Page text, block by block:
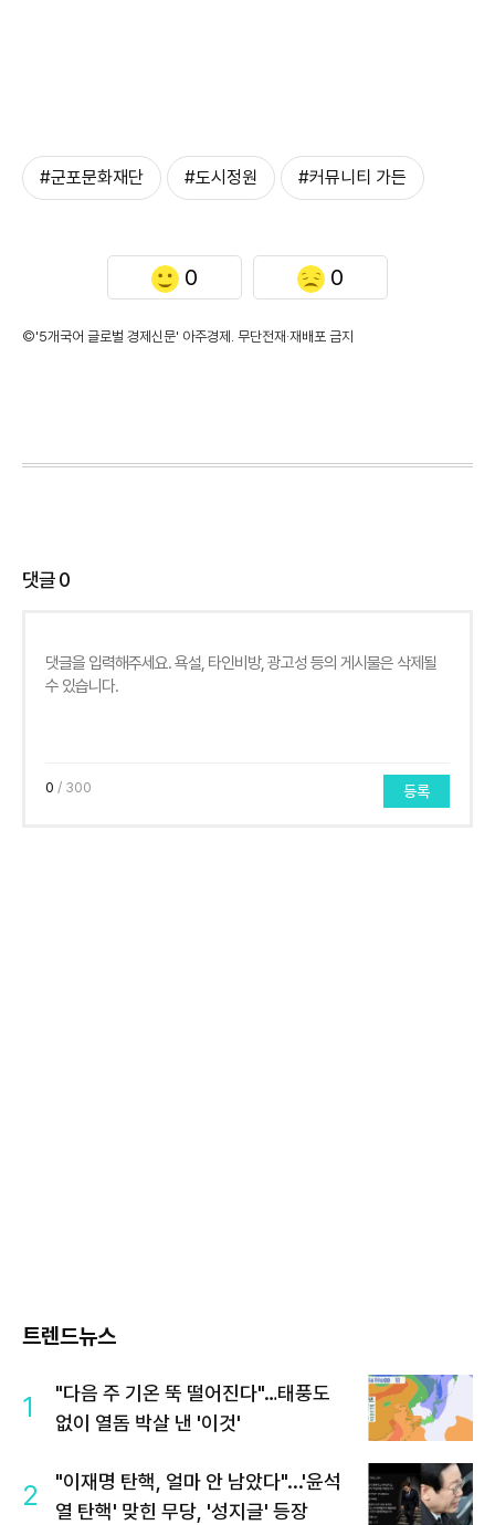
#군포문화재단 #도시정원 #커뮤니티 가든
0 0
©'5개국어 글로벌 경제신문' 아주경제. 무단전재·재배포 금지
댓글0
0 / 300 등록
트렌드뉴스
1
"다음 주 기온 뚝 떨어진다"…태풍도
없이 열돔 박살 낸 '이것'
2
"이재명 탄핵, 얼마 안 남았다"...'윤석
열 탄핵' 맞힌 무당, '성지글' 등장